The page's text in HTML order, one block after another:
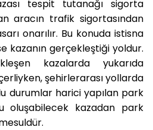
tespit tutanağı sigorta
aracın trafik sigortasından
onarılır. Bu konuda istisna
kazanın gerçekleştiği yoldur.
kazalarda yukarıda
şehirlerarası yollarda
durumlar harici yapılan park
oluşabilecek kazadan park